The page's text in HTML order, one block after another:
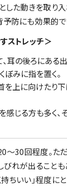
とした動きを取り
防にも効果的で
ストレッチ＞
耳の後ろにある
ぼみに指を置く。
を上に向けたり
感じる方も多く、
～30回程度。た
びれが出ることも
持ちいい」程度に